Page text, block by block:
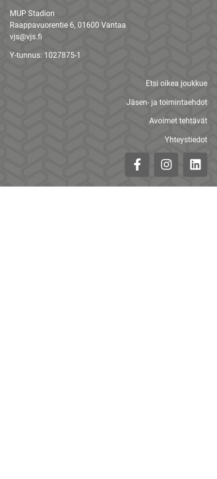
MUP Stadion
Raappavuorentie 6, 01600 Vantaa
vjs@vjs.fi
Y-tunnus: 1027875-1
Etsi oikea joukkue
Jäsen- ja toimintaehdot
Avoimet tehtävät
Yhteystiedot